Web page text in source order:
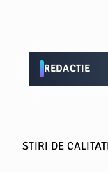
REDACTIE
STIRI DE